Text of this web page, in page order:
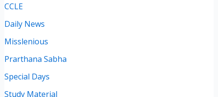
CCLE
Daily News
Misslenious
Prarthana Sabha
Special Days
Study Material